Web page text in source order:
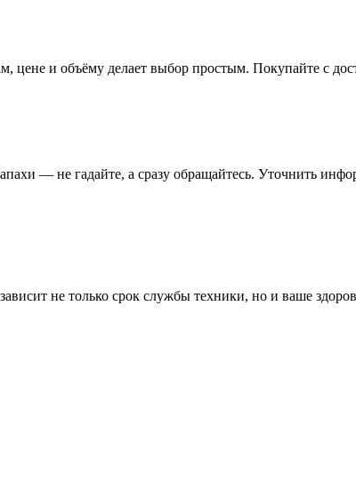
цене и объёму делает выбор простым. Покупайте с
— не гадайте, а сразу обращайтесь. Уточнить
не только срок службы техники, но и ваше